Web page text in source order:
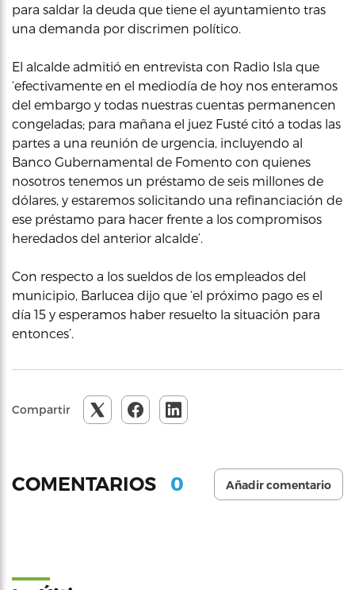
para saldar la deuda que tiene el ayuntamiento tras
una demanda por discrimen político.
El alcalde admitió en entrevista con Radio Isla que
‘efectivamente en el mediodía de hoy nos enteramos
del embargo y todas nuestras cuentas permanencen
congeladas; para mañana el juez Fusté citó a todas las
partes a una reunión de urgencia, incluyendo al
Banco Gubernamental de Fomento con quienes
nosotros tenemos un préstamo de seis millones de
dólares, y estaremos solicitando una refinanciación de
ese préstamo para hacer frente a los compromisos
heredados del anterior alcalde’.
Con respecto a los sueldos de los empleados del
municipio, Barlucea dijo que ‘el próximo pago es el
día 15 y esperamos haber resuelto la situación para
entonces’.
Compartir
COMENTARIOS 0 Añadir comentario